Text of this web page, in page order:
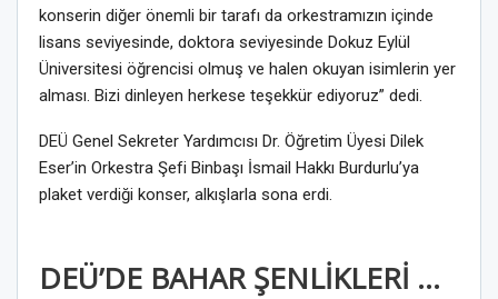
konserin diğer önemli bir tarafı da orkestramızın içinde
lisans seviyesinde, doktora seviyesinde Dokuz Eylül
Üniversitesi öğrencisi olmuş ve halen okuyan isimlerin yer
alması. Bizi dinleyen herkese teşekkür ediyoruz” dedi.
DEÜ Genel Sekreter Yardımcısı Dr. Öğretim Üyesi Dilek
Eser’in Orkestra Şefi Binbaşı İsmail Hakkı Burdurlu’ya
plaket verdiği konser, alkışlarla sona erdi.
DEÜ’DE BAHAR ŞENLİKLERİ MUHTEŞEM DİNLETİYLE BAŞLADI